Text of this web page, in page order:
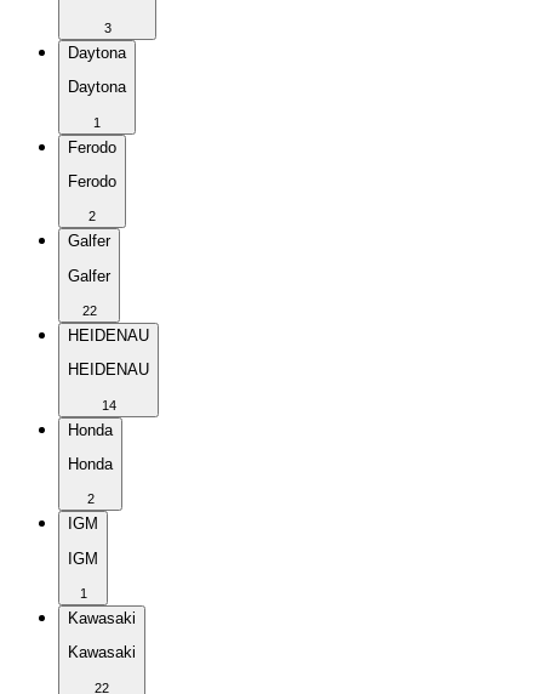
3
Daytona
Daytona
1
Ferodo
Ferodo
2
Galfer
Galfer
22
HEIDENAU
HEIDENAU
14
Honda
Honda
2
IGM
IGM
1
Kawasaki
Kawasaki
22